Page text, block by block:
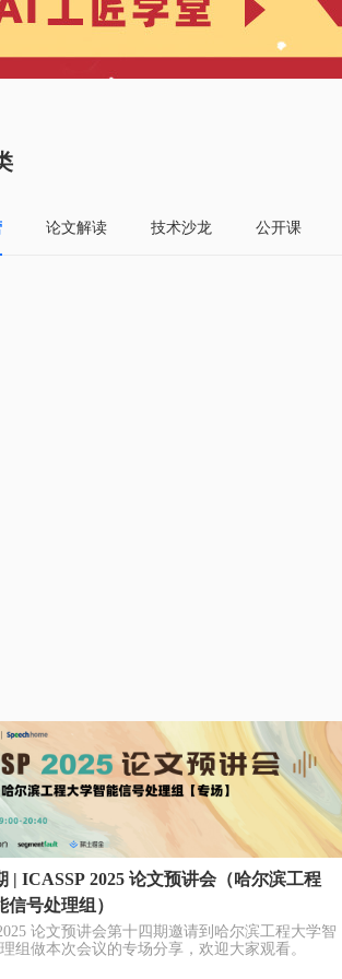
论文解读 技术沙龙 公开课
| ICASSP 2025 论文预讲会（哈尔滨工程
信号处理组）
论文预讲会第十四期邀请到哈尔滨工程大学智
组做本次会议的专场分享，欢迎大家观看。